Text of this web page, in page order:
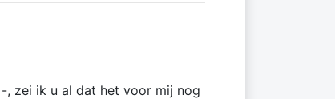
-, zei ik u al dat het voor mij nog